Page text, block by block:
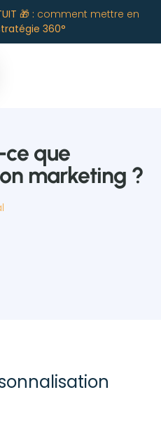
🎁 : comment mettre en
360°
ce que
marketing ?